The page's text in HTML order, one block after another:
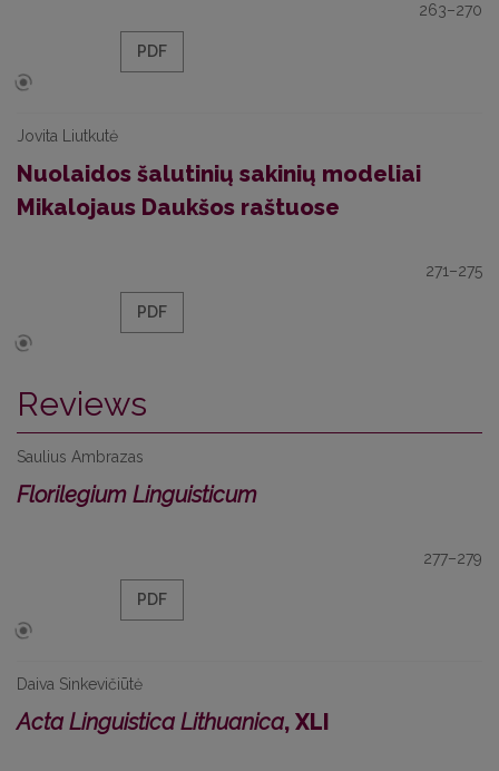
263–270
PDF
Jovita Liutkutė
Nuolaidos šalutinių sakinių modeliai
Mikalojaus Daukšos raštuose
271–275
PDF
Reviews
Saulius Ambrazas
Florilegium Linguisticum
277–279
PDF
Daiva Sinkevičiūtė
Acta Linguistica Lithuanica, XLI